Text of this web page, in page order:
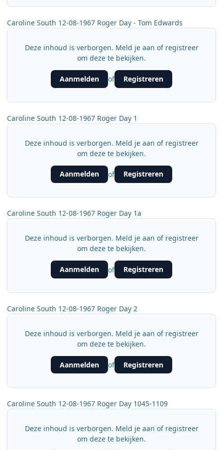
Caroline South 12-08-1967 Roger Day - Tom Edwards
Deze inhoud is verborgen. Meld je aan of registreer
om deze te bekijken.
Aanmelden of Registreren
Caroline South 12-08-1967 Roger Day 1
Deze inhoud is verborgen. Meld je aan of registreer
om deze te bekijken.
Aanmelden of Registreren
Caroline South 12-08-1967 Roger Day 1a
Deze inhoud is verborgen. Meld je aan of registreer
om deze te bekijken.
Aanmelden of Registreren
Caroline South 12-08-1967 Roger Day 2
Deze inhoud is verborgen. Meld je aan of registreer
om deze te bekijken.
Aanmelden of Registreren
Caroline South 12-08-1967 Roger Day 1045-1109
Deze inhoud is verborgen. Meld je aan of registreer
om deze te bekijken.